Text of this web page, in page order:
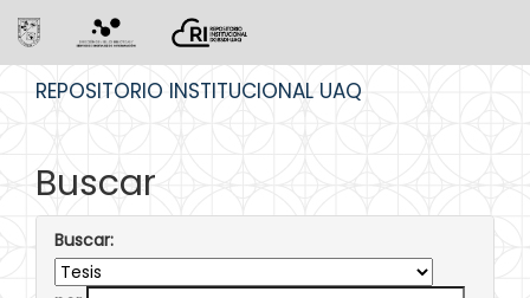
REPOSITORIO INSTITUCIONAL UAQ
Buscar
Buscar: